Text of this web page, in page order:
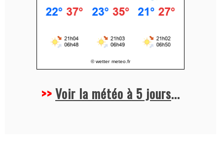
© wetter meteo.fr
>>Voir la météo à 5 jours...